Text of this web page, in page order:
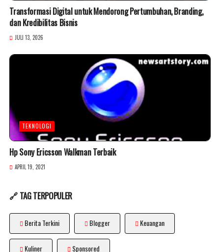
Transformasi Digital untuk Mendorong Pertumbuhan, Branding,
dan Kredibilitas Bisnis
JULI 13, 2026
TEKNOLOGI
Hp Sony Ericsson Walkman Terbaik
APRIL 19, 2021
🔗 TAG TERPOPULER
Berita Terkini Blogger Keuangan
Kuliner Sponsored